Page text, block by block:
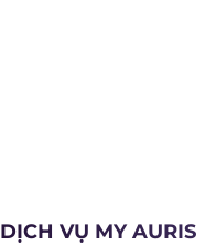
DỊCH VỤ MY AURIS